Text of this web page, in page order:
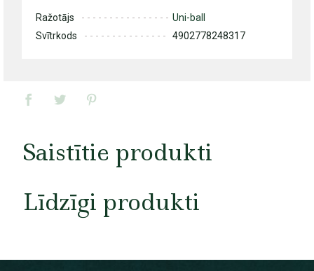
Ražotājs
Uni-ball
Svītrkods
4902778248317
Saistītie produkti
Līdzīgi produkti